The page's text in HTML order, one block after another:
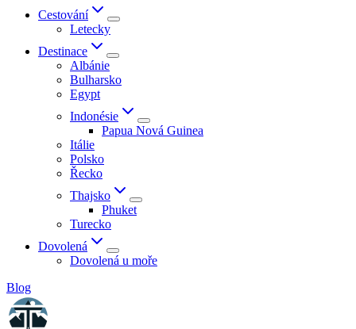
Cestování
Letecky
Destinace
Albánie
Bulharsko
Egypt
Indonésie
Papua Nová Guinea
Itálie
Polsko
Řecko
Thajsko
Phuket
Turecko
Dovolená
Dovolená u moře
Blog